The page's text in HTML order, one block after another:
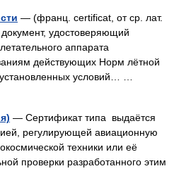
— (франц. certificat, от ср. лат.
удостоверяющий
аппарата
действующих Норм лётной
условий… …
— Сертификат типа выдаётся
регулирующей авиационную
техники или её
проверки разработанного этим